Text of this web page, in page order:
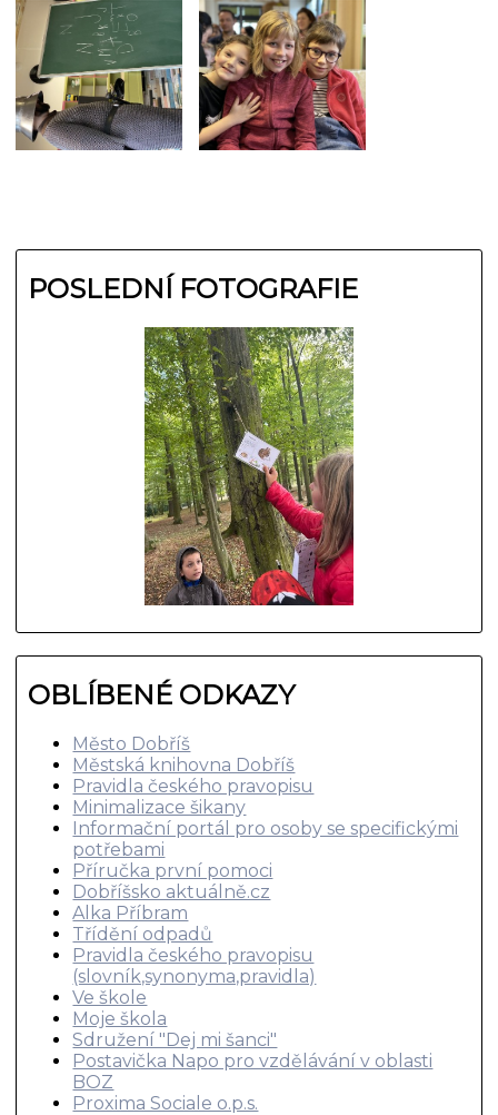
POSLEDNÍ FOTOGRAFIE
OBLÍBENÉ ODKAZY
Město Dobříš
Městská knihovna Dobříš
Pravidla českého pravopisu
Minimalizace šikany
Informační portál pro osoby se specifickými
potřebami
Příručka první pomoci
Dobříšsko aktuálně.cz
Alka Příbram
Třídění odpadů
Pravidla českého pravopisu
(slovník,synonyma,pravidla)
Ve škole
Moje škola
Sdružení "Dej mi šanci"
Postavička Napo pro vzdělávání v oblasti
BOZ
Proxima Sociale o.p.s.